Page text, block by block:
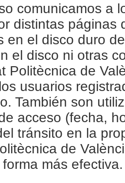
comunicamos a
distintas páginas
en el disco duro
el disco ni otras
Politècnica de
usuarios
También son
acceso (fecha,
tránsito en la
de
más efectiva.